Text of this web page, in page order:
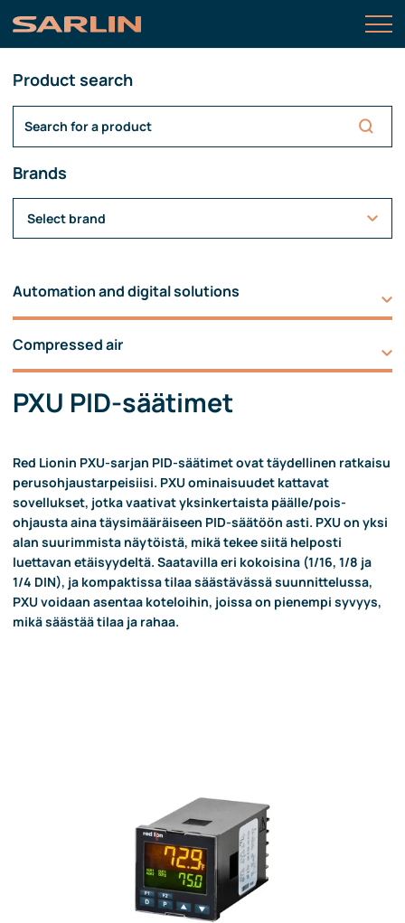
Product search
Brands
Select brand
Automation and digital solutions
Compressed air
PXU PID-säätimet
Red Lionin PXU-sarjan PID-säätimet ovat täydellinen ratkaisu
perusohjaustarpeisiisi. PXU ominaisuudet kattavat
sovellukset, jotka vaativat yksinkertaista päälle/pois-
ohjausta aina täysimääräiseen PID-säätöön asti. PXU on yksi
alan suurimmista näytöistä, mikä tekee siitä helposti
luettavan etäisyydeltä. Saatavilla eri kokoisina (1/16, 1/8 ja
1/4 DIN), ja kompaktissa tilaa säästävässä suunnittelussa,
PXU voidaan asentaa koteloihin, joissa on pienempi syvyys,
mikä säästää tilaa ja rahaa.